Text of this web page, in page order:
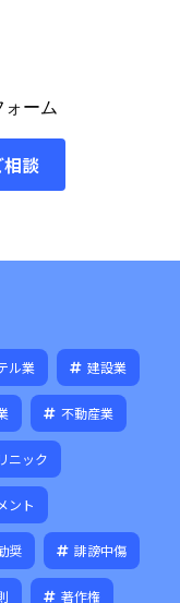
ォーム
談
ル業 建設業
不動産業
ニック
ント
奨 誹謗中傷
著作権